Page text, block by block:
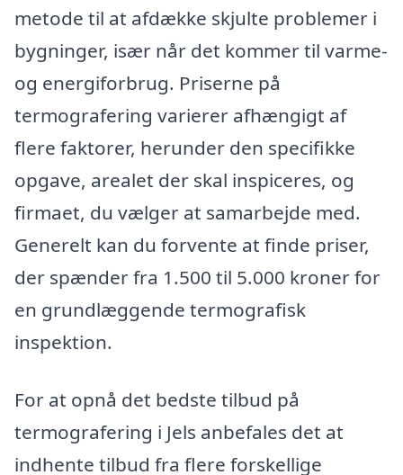
metode til at afdække skjulte problemer i
bygninger, især når det kommer til varme-
og energiforbrug. Priserne på
termografering varierer afhængigt af
flere faktorer, herunder den specifikke
opgave, arealet der skal inspiceres, og
firmaet, du vælger at samarbejde med.
Generelt kan du forvente at finde priser,
der spænder fra 1.500 til 5.000 kroner for
en grundlæggende termografisk
inspektion.
For at opnå det bedste tilbud på
termografering i Jels anbefales det at
indhente tilbud fra flere forskellige